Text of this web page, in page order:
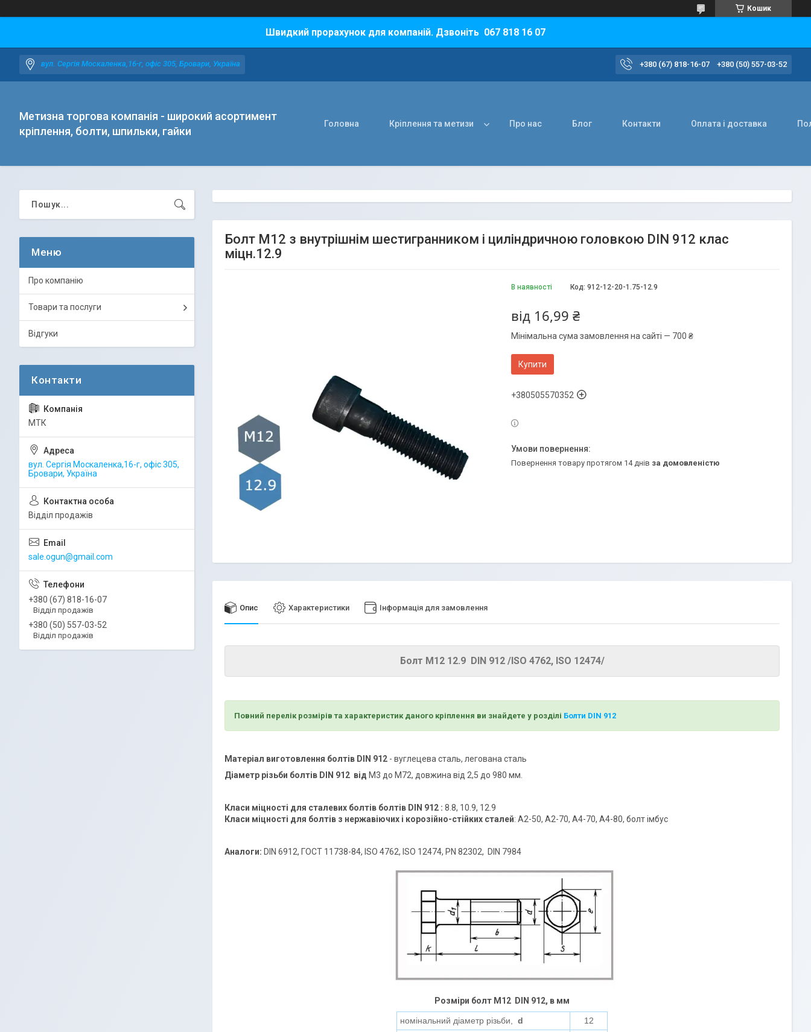
Кошик
Швидкий прорахунок для компаній. Дзвоніть 067 818 16 07
вул. Сергія Москаленка,16-г, офіс 305, Бровари, Україна +380 (67) 818-16-07 +380 (50) 557-03-52
Метизна торгова компанія - широкий асортимент
кріплення, болти, шпильки, гайки
Головна Кріплення та метизи Про нас Блог Контакти Оплата і доставка
Болт М12 з внутрішнім шестигранником і циліндричною головкою DIN 912 клас
міцн.12.9
В наявності Код: 912-12-20-1.75-12.9
від 16,99 ₴
Мінімальна сума замовлення на сайті — 700 ₴
Купити
+380505570352
повернення товару протягом 14 днів за домовленістю
Опис Характеристики Інформація для замовлення
Болт М12 12.9 DIN 912 /ISO 4762, ISO 12474/
Повний перелік розмірів та характеристик даного кріплення ви знайдете у розділі Болти DIN 912
Матеріал виготовлення болтів DIN 912 - вуглецева сталь, легована сталь
Діаметр різьби болтів DIN 912 від М3 до М72, довжина від 2,5 до 980 мм.
Класи міцності для сталевих болтів болтів DIN 912 : 8.8, 10.9, 12.9
Класи міцності для болтів з нержавіючих і корозійно-стійких сталей: А2-50, А2-70, А4-70, А4-80, болт імбус
Аналоги: DIN 6912, ГОСТ 11738-84, ISO 4762, ISO 12474, PN 82302, DIN 7984
Розміри болт М12 DIN 912, в мм
номінальний діаметр різьби, d
12
Про компанію
Товари та послуги
Відгуки
МТК
вул. Сергія Москаленка,16-г, офіс 305,
Бровари, Україна
Відділ продажів
sale.ogun@gmail.com
+380 (67) 818-16-07
Відділ продажів
+380 (50) 557-03-52
Відділ продажів